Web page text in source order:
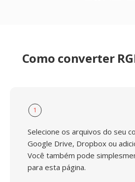
Como converter
1
Selecione os arquivos do seu
Google Drive, Dropbox ou
Você também pode
para esta página.